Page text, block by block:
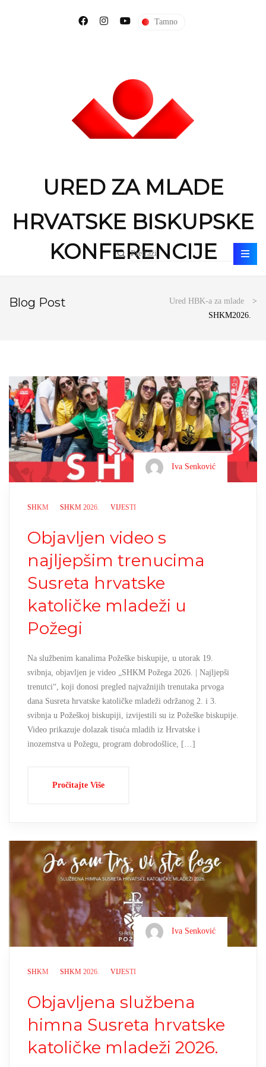
Tamno
URED ZA MLADE
HRVATSKE BISKUPSKE
KONFERENCIJE
Blog Post Ured HBK-a za mlade
>
SHKM2026.
Iva Senković
SHKM SHKM 2026. VIJESTI
Objavljen video s
najljepšim trenucima
Susreta hrvatske
katoličke mladeži u
Požegi
Na službenim kanalima Požeške biskupije, u utorak 19.
svibnja, objavljen je video „SHKM Požega 2026. | Najljepši
trenutci“, koji donosi pregled najvažnijih trenutaka prvoga
dana Susreta hrvatske katoličke mladeži održanog 2. i 3.
svibnja u Požeškoj biskupiji, izvijestili su iz Požeške biskupije.
Video prikazuje dolazak tisuća mladih iz Hrvatske i
inozemstva u Požegu, program dobrodošlice, […]
Pročitajte Više
Iva Senković
SHKM SHKM 2026. VIJESTI
Objavljena službena
himna Susreta hrvatske
katoličke mladeži 2026.